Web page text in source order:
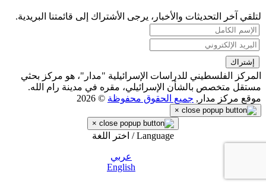
لتلقي آخر التحديثات والأخبار، يرجى الأشتراك إلى قائمتنا البريدية.
المركز الفلسطيني للدراسات الإسرائيلية "مدار"، هو مركز بحثي
مستقل متخصص بالشأن الإسرائيلي، مقره في مدينة رام الله.
موقع مركز مدار, جميع الحقوق محفوظة © 2026
×
×
Language / اختر اللغة
عربي
English